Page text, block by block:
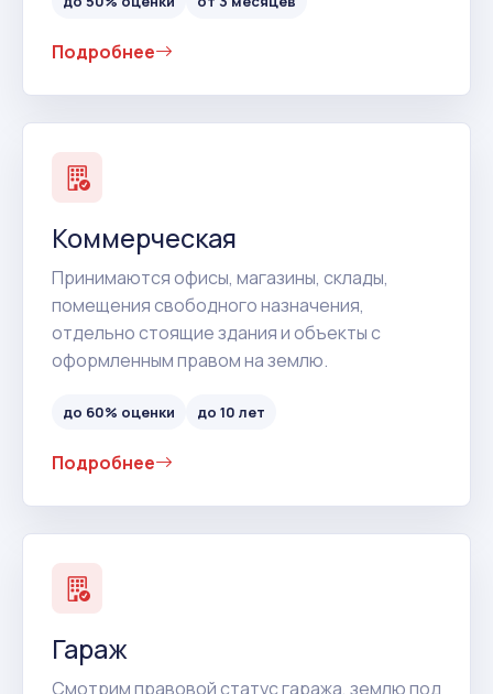
Подробнее
Коммерческая
Принимаются офисы, магазины, склады,
помещения свободного назначения,
отдельно стоящие здания и объекты с
оформленным правом на землю.
до 60% оценки до 10 лет
Подробнее
Гараж
Смотрим правовой статус гаража, землю под